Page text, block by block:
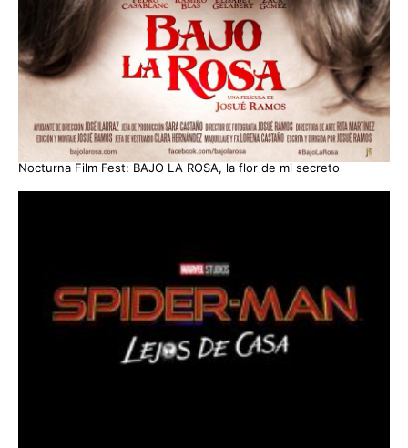
Nocturna Film Fest: BAJO LA ROSA, la flor de mi secreto